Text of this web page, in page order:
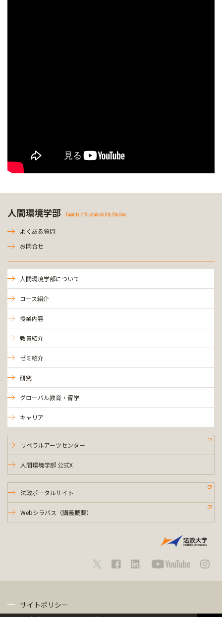
人間環境学部 Faculty of Sustainability Studies
よくある質問
お問合せ
人間環境学部について
コース紹介
授業内容
教員紹介
ゼミ紹介
研究
グローバル教育・留学
キャリア
リベラルアーツセンター
人間環境学部 公式X
法政ポータルサイト
Webシラバス（講義概要）
サイトポリシー